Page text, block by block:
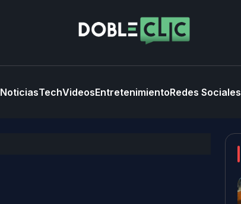
NoticiasTechVideosEntretenimientoRedes Sociales